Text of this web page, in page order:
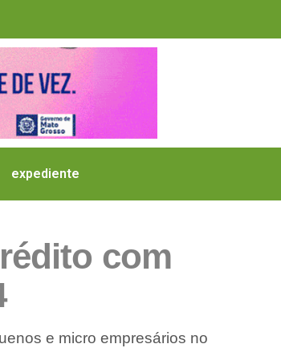
expediente
com
e micro empresários no